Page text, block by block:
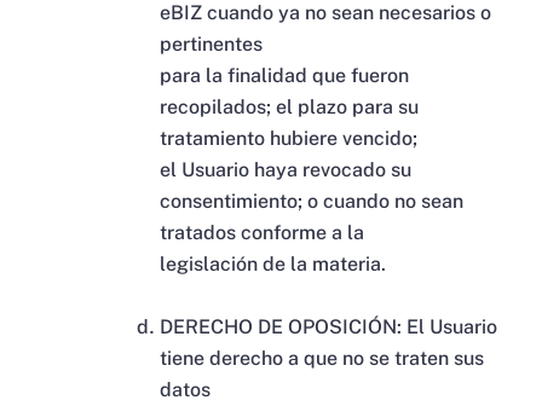
eBIZ cuando ya no sean necesarios o
pertinentes
para la finalidad que fueron
recopilados; el plazo para su
tratamiento hubiere vencido;
el Usuario haya revocado su
consentimiento; o cuando no sean
tratados conforme a la
legislación de la materia.
DERECHO DE OPOSICIÓN: El Usuario
tiene derecho a que no se traten sus
datos